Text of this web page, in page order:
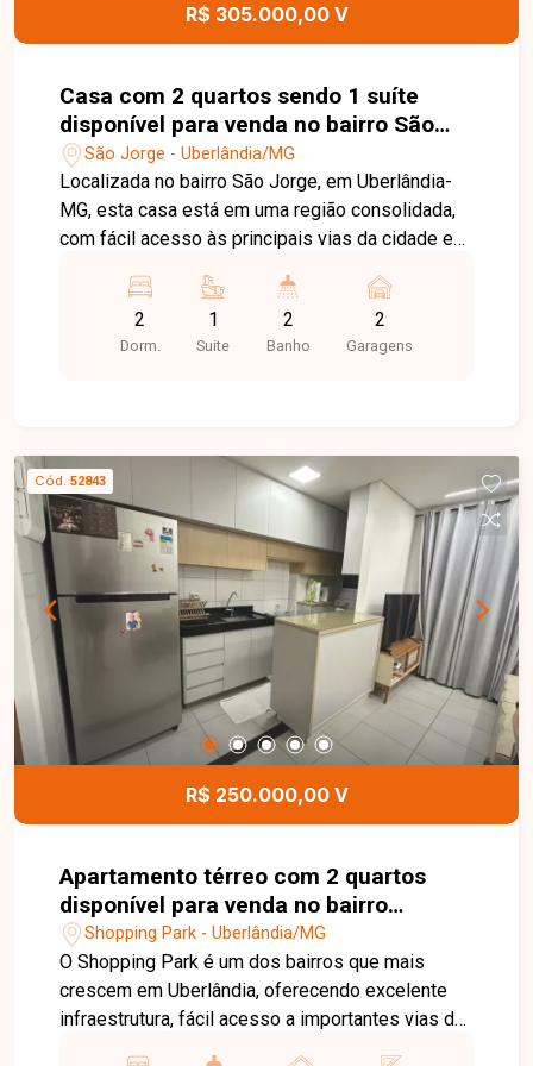
R$ 305.000,00 V
Casa com 2 quartos sendo 1 suíte
disponível para venda no bairro São
Jorge em Uberlândia-MG
São Jorge - Uberlândia/MG
Localizada no bairro São Jorge, em Uberlândia-
MG, esta casa está em uma região consolidada,
com fácil acesso às principais vias da cidade e
comércios e diversos serviços, proporcionando
praticidade, conforto e qualidade de vida. O
imóvel é uma casa geminada com 65 m² de área
americana com bancada em granito e ambientes
planejados para oferecer funcionalidade e
excelente aproveitamento dos espaços. O
acabamento é de muito bom gosto, valorizando o
conforto, a praticidade e a modernidade do
imóvel. Esta é uma excelente oportunidade para
quem busca uma casa nova, funcional e bem
localizada no bairro São Jorge. Agende uma
visita e venha conhecer todos os detalhes deste
imóvel.
2
Dorm.
1
Suite
2
Banho
2
Garagens
Cód. 52843
R$ 250.000,00 V
Apartamento térreo com 2 quartos
disponível para venda no bairro
Shopping Park em Uberlândia-MG
Shopping Park - Uberlândia/MG
O Shopping Park é um dos bairros que mais
crescem em Uberlândia, oferecendo excelente
infraestrutura, fácil acesso a importantes vias da